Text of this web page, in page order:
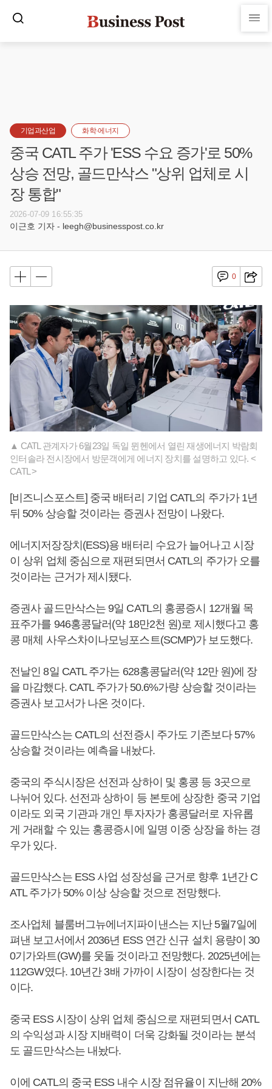
기업과산업 화학·에너지
중국 CATL 주가 'ESS 수요 증가'로 50%
상승 전망, 골드만삭스 "상위 업체로 시
장 통합"
2026-07-09 16:55:35
이근호 기자 - leegh@businesspost.co.kr
0
▲ CATL 관계자가 6월23일 독일 뮌헨에서 열린 재생에너지 박람회
인터솔라 전시장에서 방문객에게 에너지 장치를 설명하고 있다. <
CATL >
[비즈니스포스트] 중국 배터리 기업 CATL의 주가가 1년
뒤 50% 상승할 것이라는 증권사 전망이 나왔다.
에너지저장장치(ESS)용 배터리 수요가 늘어나고 시장
이 상위 업체 중심으로 재편되면서 CATL의 주가가 오를
것이라는 근거가 제시됐다.
증권사 골드만삭스는 9일 CATL의 홍콩증시 12개월 목
표주가를 946홍콩달러(약 18만2천 원)로 제시했다고 홍
콩 매체 사우스차이나모닝포스트(SCMP)가 보도했다.
전날인 8일 CATL 주가는 628홍콩달러(약 12만 원)에 장
을 마감했다. CATL 주가가 50.6%가량 상승할 것이라는
증권사 보고서가 나온 것이다.
골드만삭스는 CATL의 선전증시 주가도 기존보다 57%
상승할 것이라는 예측을 내놨다.
중국의 주식시장은 선전과 상하이 및 홍콩 등 3곳으로
나뉘어 있다. 선전과 상하이 등 본토에 상장한 중국 기업
이라도 외국 기관과 개인 투자자가 홍콩달러로 자유롭
게 거래할 수 있는 홍콩증시에 일명 이중 상장을 하는 경
우가 있다.
골드만삭스는 ESS 사업 성장성을 근거로 향후 1년간 C
ATL 주가가 50% 이상 상승할 것으로 전망했다.
조사업체 블룸버그뉴에너지파이낸스는 지난 5월7일에
펴낸 보고서에서 2036년 ESS 연간 신규 설치 용량이 30
0기가와트(GW)를 웃돌 것이라고 전망했다. 2025년에는
112GW였다. 10년간 3배 가까이 시장이 성장한다는 것
이다.
중국 ESS 시장이 상위 업체 중심으로 재편되면서 CATL
의 수익성과 시장 지배력이 더욱 강화될 것이라는 분석
도 골드만삭스는 내놨다.
이에 CATL의 중국 ESS 내수 시장 점유율이 지난해 20%